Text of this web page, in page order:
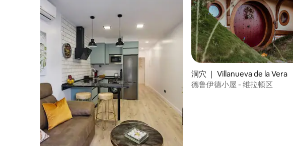
洞穴 ｜ Villanueva de la Vera
德鲁伊德小屋 - 维拉顿区